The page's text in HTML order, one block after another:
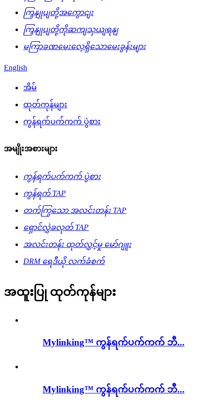
ကြှနျုပျတို့အကွောငျး
ကြှနျုပျတို့ကိုဆကျသှယျရနျ
မကြာခဏမေးလေ့ရှိသောမေးခွန်းများ
English
အိမ်
ထုတ်ကုန်များ
ကွန်ရက်ပက်ကက် ပွဲစား
အမျိုးအစားများ
ကွန်ရက်ပက်ကက် ပွဲစား
ကွန်ရက် TAP
တက်ကြွသော အလင်းတန်း TAP
ရှောင်လွှဲခလုတ် TAP
အလင်းတန်း ထုတ်လွှင့်မှု မော်ဂျူး
DRM ရေဒီယို လက်ခံစက်
အထူးပြု ထုတ်ကုန်များ
Mylinking™ ကွန်ရက်ပက်ကက် ဘီ...
Mylinking™ ကွန်ရက်ပက်ကက် ဘီ...